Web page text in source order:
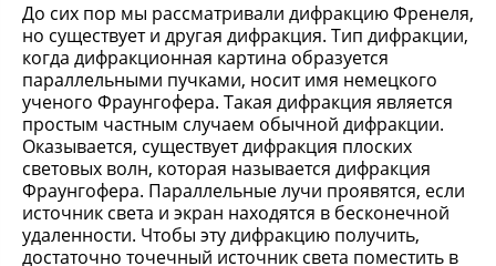
До сих пор мы рассматривали дифракцию Френеля,
но существует и другая дифракция. Тип дифракции,
когда дифракционная картина образуется
параллельными пучками, носит имя немецкого
ученого Фраунгофера. Такая дифракция является
простым частным случаем обычной дифракции.
Оказывается, существует дифракция плоских
световых волн, которая называется дифракция
Фраунгофера. Параллельные лучи проявятся, если
источник света и экран находятся в бесконечной
удаленности. Чтобы эту дифракцию получить,
достаточно точечный источник света поместить в